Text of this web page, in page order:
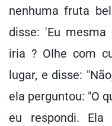
nenhuma fruta
disse: 'Eu
iria ? Olhe com
lugar, e disse:
ela perguntou: "O
eu respondi.